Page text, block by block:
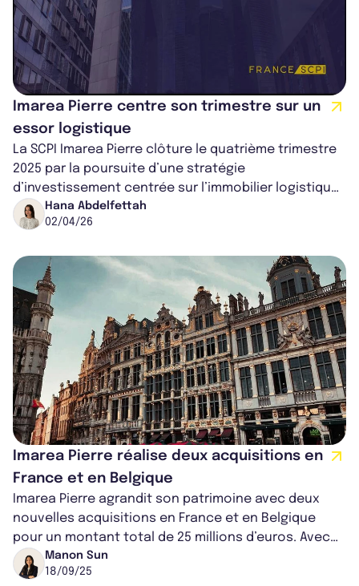
Imarea Pierre centre son trimestre sur un
essor logistique
La SCPI Imarea Pierre clôture le quatrième trimestre
2025 par la poursuite d’une stratégie
d’investissement centrée sur l’immobilier logistique
européen. Deux acquisitions ont été...
Hana Abdelfettah
02/04/26
Imarea Pierre réalise deux acquisitions en
France et en Belgique
Imarea Pierre agrandit son patrimoine avec deux
nouvelles acquisitions en France et en Belgique
pour un montant total de 25 millions d’euros. Avec
ces deux investissements, la SCPI...
Manon Sun
18/09/25